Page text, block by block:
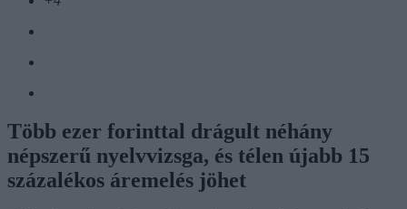
Több ezer forinttal drágult néhány
népszerű nyelvvizsga, és télen újabb 15
százalékos áremelés jöhet